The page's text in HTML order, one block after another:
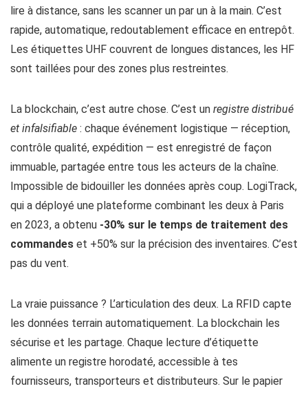
lire à distance, sans les scanner un par un à la main. C’est
rapide, automatique, redoutablement efficace en entrepôt.
Les étiquettes UHF couvrent de longues distances, les HF
sont taillées pour des zones plus restreintes.
La blockchain, c’est autre chose. C’est un registre distribué
et infalsifiable : chaque événement logistique — réception,
contrôle qualité, expédition — est enregistré de façon
immuable, partagée entre tous les acteurs de la chaîne.
Impossible de bidouiller les données après coup. LogiTrack,
qui a déployé une plateforme combinant les deux à Paris
en 2023, a obtenu -30% sur le temps de traitement des
commandes et +50% sur la précision des inventaires. C’est
pas du vent.
La vraie puissance ? L’articulation des deux. La RFID capte
les données terrain automatiquement. La blockchain les
sécurise et les partage. Chaque lecture d’étiquette
alimente un registre horodaté, accessible à tes
fournisseurs, transporteurs et distributeurs. Sur le papier